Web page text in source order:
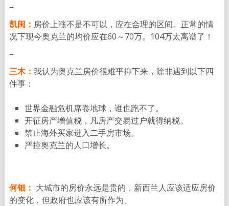
–
凯闽： 房价上涨不是不可以，应在合理的区间。正常的情
况下现今奥克兰的均价应在60～70万。104万太离谱了！
–
三木： 我认为奥克兰房价很难平抑下来，除非遇到以下四
件事：
世界金融危机席卷地球，谁也跑不了。
开征房产增值税，凡房产交易过户就得纳税。
禁止海外买家进入二手房市场。
严控奥克兰的人口增长。
何钿： 大城市的房价永远是贵的，新西兰人应该适应房价
的变化，但政府也应该有所作为。